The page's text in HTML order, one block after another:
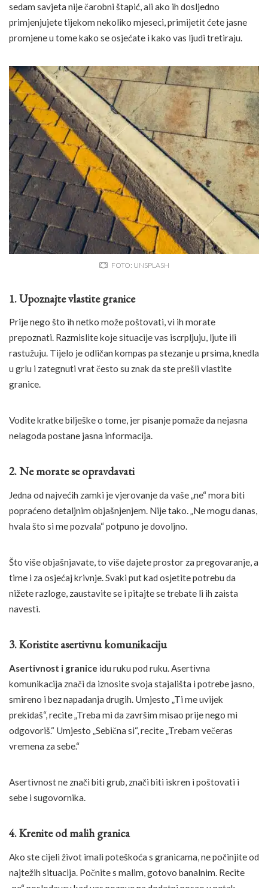
sedam savjeta nije čarobni štapić, ali ako ih dosljedno
primjenjujete tijekom nekoliko mjeseci, primijetit ćete jasne
promjene u tome kako se osjećate i kako vas ljudi tretiraju.
FOTO: UNSPLASH
1. Upoznajte vlastite granice
Prije nego što ih netko može poštovati, vi ih morate
prepoznati. Razmislite koje situacije vas iscrpljuju, ljute ili
rastužuju. Tijelo je odličan kompas pa stezanje u prsima, knedla
u grlu i zategnuti vrat često su znak da ste prešli vlastite
granice.
Vodite kratke bilješke o tome, jer pisanje pomaže da nejasna
nelagoda postane jasna informacija.
2. Ne morate se opravdavati
Jedna od najvećih zamki je vjerovanje da vaše „ne“ mora biti
popraćeno detaljnim objašnjenjem. Nije tako. „Ne mogu danas,
hvala što si me pozvala“ potpuno je dovoljno.
Što više objašnjavate, to više dajete prostor za pregovaranje, a
time i za osjećaj krivnje. Svaki put kad osjetite potrebu da
nižete razloge, zaustavite se i pitajte se trebate li ih zaista
navesti.
3. Koristite asertivnu komunikaciju
Asertivnost i granice idu ruku pod ruku. Asertivna
komunikacija znači da iznosite svoja stajališta i potrebe jasno,
smireno i bez napadanja drugih. Umjesto „Ti me uvijek
prekidaš“, recite „Treba mi da završim misao prije nego mi
odgovoriš.“ Umjesto „Sebična si“, recite „Trebam večeras
vremena za sebe.“
Asertivnost ne znači biti grub, znači biti iskren i poštovati i
sebe i sugovornika.
4. Krenite od malih granica
Ako ste cijeli život imali poteškoća s granicama, ne počinjite od
najtežih situacija. Počnite s malim, gotovo banalnim. Recite